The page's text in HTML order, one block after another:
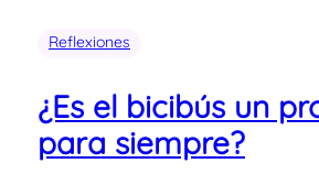
Reflexiones
¿Es el bicibús un
para siempre?